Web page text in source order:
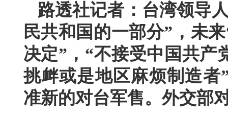
路透社记者：台湾领导
民共和国的一部分”，未
决定”，“不接受中国共产
挑衅或是地区麻烦制造
准新的对台军售。外交部